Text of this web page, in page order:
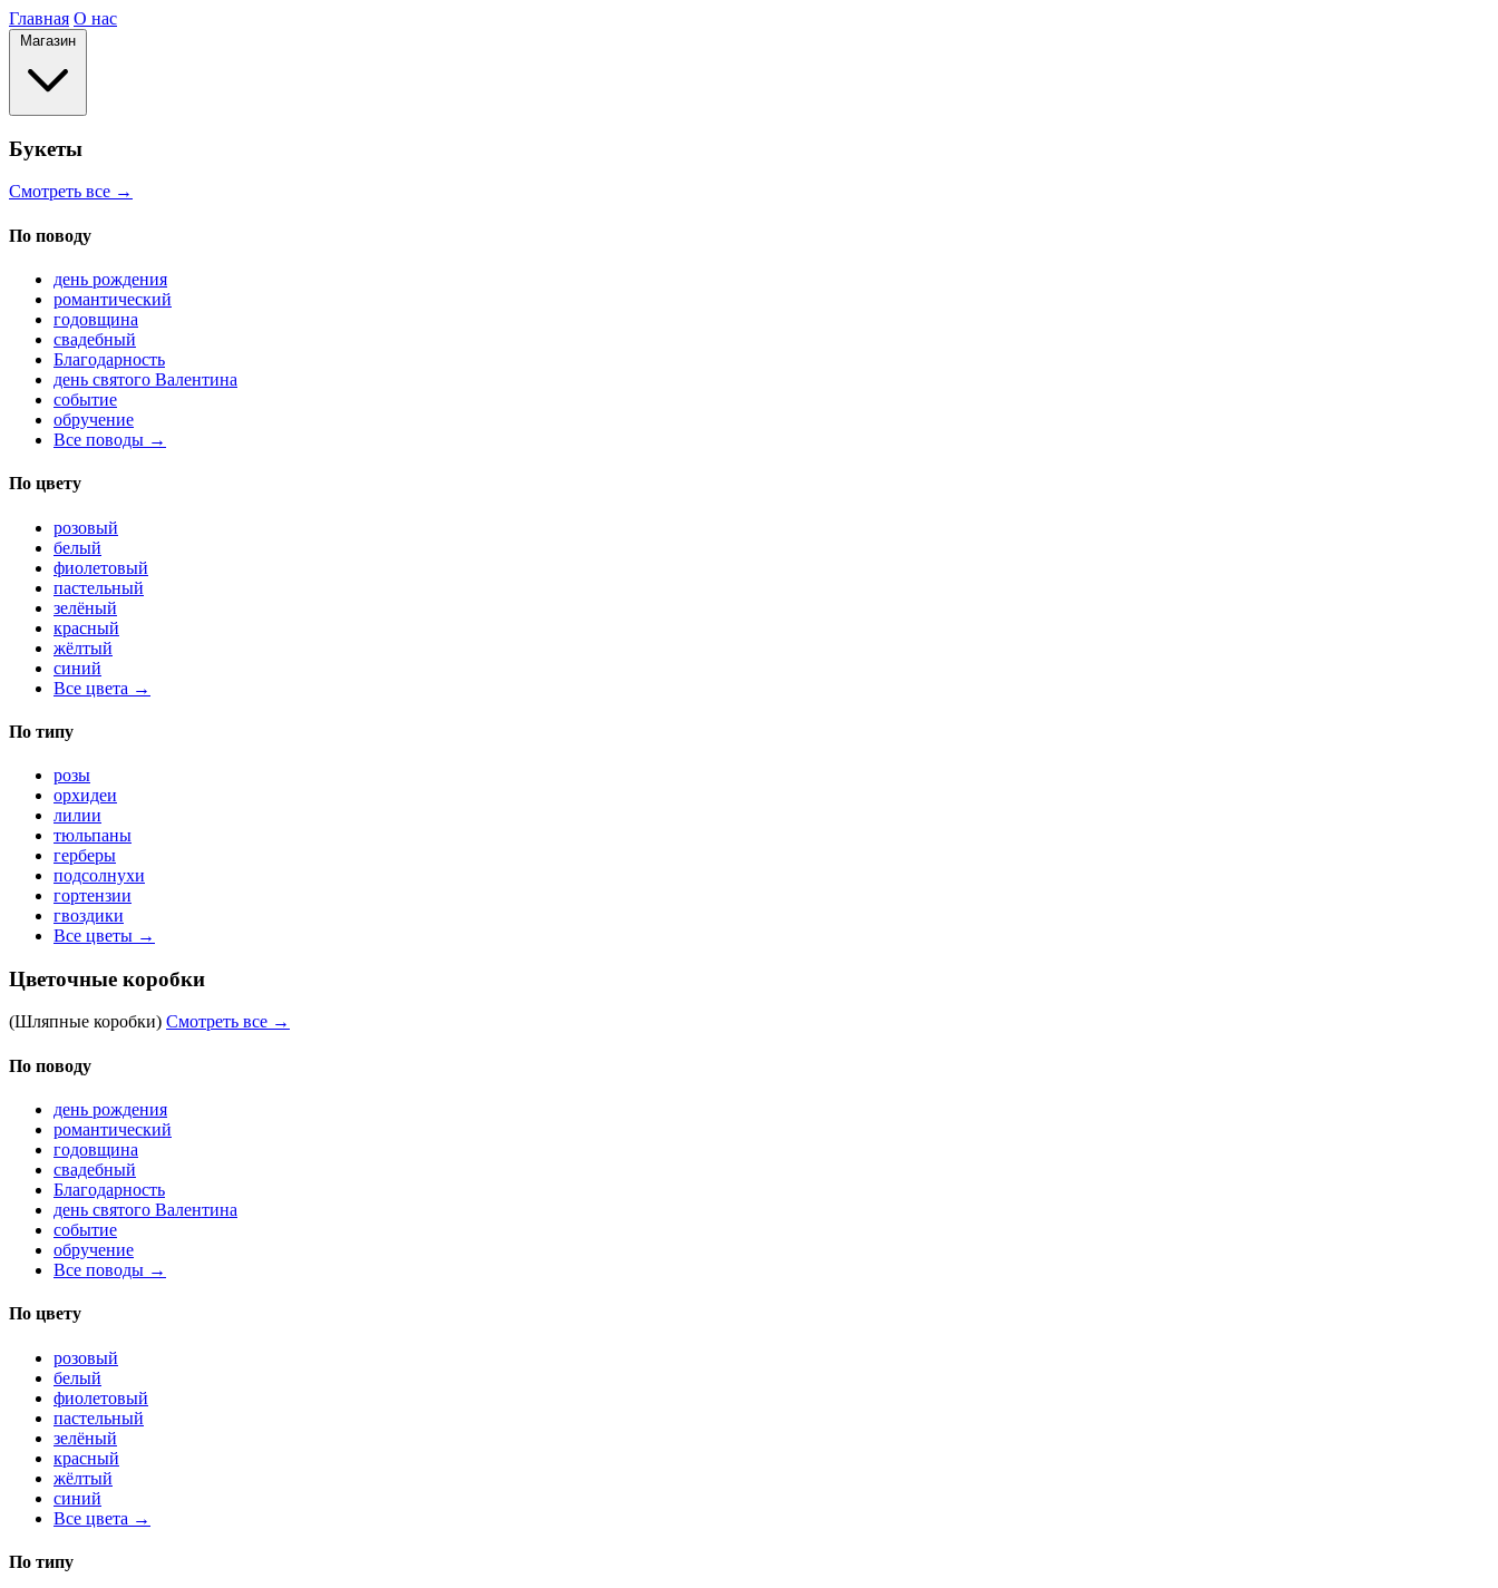
Главная О нас
Магазин
Букеты
Смотреть все →
По поводу
день рождения
романтический
годовщина
свадебный
Благодарность
день святого Валентина
событие
обручение
Все поводы →
По цвету
розовый
белый
фиолетовый
пастельный
зелёный
красный
жёлтый
синий
Все цвета →
По типу
розы
орхидеи
лилии
тюльпаны
герберы
подсолнухи
гортензии
гвоздики
Все цветы →
Цветочные коробки
(Шляпные коробки) Смотреть все →
По поводу
день рождения
романтический
годовщина
свадебный
Благодарность
день святого Валентина
событие
обручение
Все поводы →
По цвету
розовый
белый
фиолетовый
пастельный
зелёный
красный
жёлтый
синий
Все цвета →
По типу